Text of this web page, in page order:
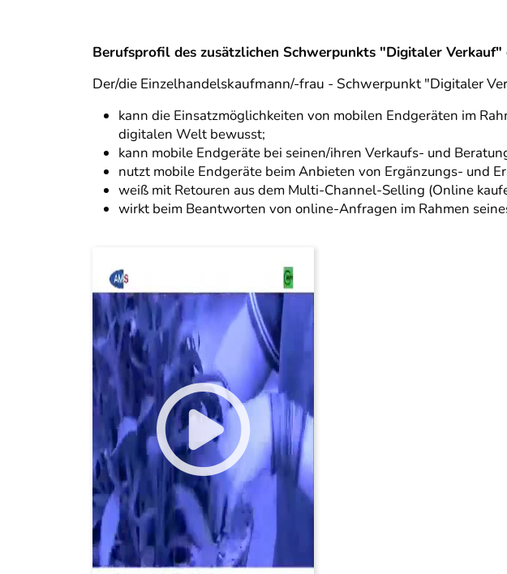
Berufsprofil des zusätzlichen Schwerpunkts "Digitaler
Der/die Einzelhandelskaufmann/-frau - Schwerpunkt "Digitaler
kann die Einsatzmöglichkeiten von mobilen Endgeräten im
digitalen Welt bewusst;
kann mobile Endgeräte bei seinen/ihren Verkaufs- und
nutzt mobile Endgeräte beim Anbieten von Ergänzungs- und
weiß mit Retouren aus dem Multi-Channel-Selling (Online
wirkt beim Beantworten von online-Anfragen im Rahmen